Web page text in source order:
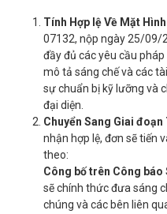
Tính Hợp lệ Về Mặt
07132, nộp ngày 25/09/
đầy đủ các yêu cầu
mô tả sáng chế và các
sự chuẩn bị kỹ lưỡng và
đại diện.
Chuyển Sang Giai đoạn
nhận hợp lệ, đơn sẽ tiến
theo:
Công bố trên Công báo
sẽ chính thức đưa sáng
chúng và các bên liên